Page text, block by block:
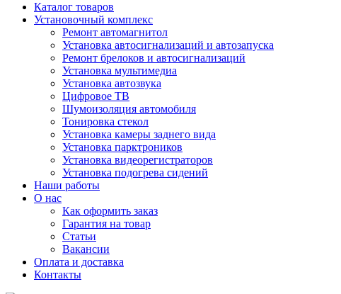
Каталог товаров
Установочный комплекс
Ремонт автомагнитол
Установка автосигнализаций и автозапуска
Ремонт брелоков и автосигнализаций
Установка мультимедиа
Установка автозвука
Цифровое ТВ
Шумоизоляция автомобиля
Тонировка стекол
Установка камеры заднего вида
Установка парктроников
Установка видеорегистраторов
Установка подогрева сидений
Наши работы
О нас
Как оформить заказ
Гарантия на товар
Статьи
Вакансии
Оплата и доставка
Контакты